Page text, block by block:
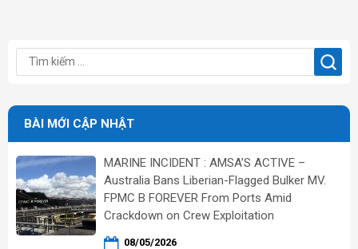
BÀI MỚI CẬP NHẬT
MARINE INCIDENT : AMSA’S ACTIVE –
Australia Bans Liberian-Flagged Bulker MV.
FPMC B FOREVER From Ports Amid
Crackdown on Crew Exploitation
08/05/2026